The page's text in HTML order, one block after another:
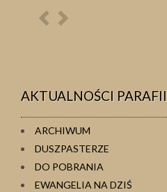
Poprzednia
AKTUALNOŚCI PARAFII
ARCHIWUM
DUSZPASTERZE
DO POBRANIA
EWANGELIA NA DZIŚ